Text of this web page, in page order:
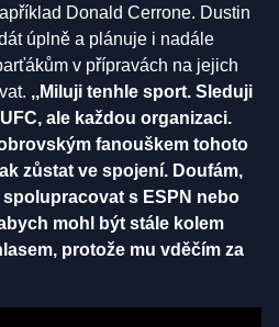
Donald Cerrone. Dustin
úplně a plánuje i nadále
v přípravách na jejich
,,Miluji tenhle sport. Sleduji
ale každou organizaci.
fanouškem tohoto
zůstat ve spojení. Doufám,
s ESPN nebo
mohl být stále kolem
protože mu vděčím za